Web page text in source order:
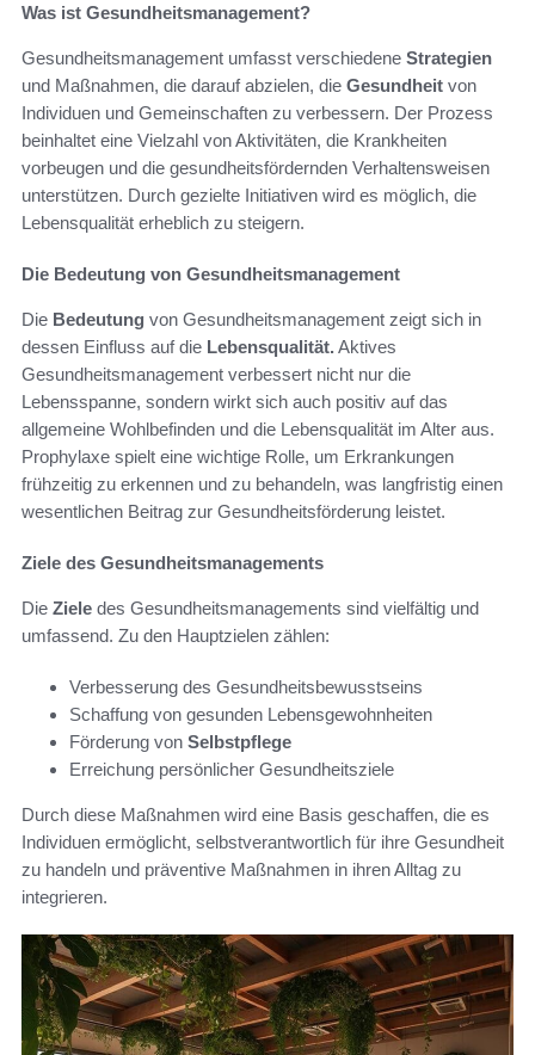
Was ist Gesundheitsmanagement?
Gesundheitsmanagement umfasst verschiedene Strategien
und Maßnahmen, die darauf abzielen, die Gesundheit von
Individuen und Gemeinschaften zu verbessern. Der Prozess
beinhaltet eine Vielzahl von Aktivitäten, die Krankheiten
vorbeugen und die gesundheitsfördernden Verhaltensweisen
unterstützen. Durch gezielte Initiativen wird es möglich, die
Lebensqualität erheblich zu steigern.
Die Bedeutung von Gesundheitsmanagement
Die Bedeutung von Gesundheitsmanagement zeigt sich in
dessen Einfluss auf die Lebensqualität.Aktives
Gesundheitsmanagement verbessert nicht nur die
Lebensspanne, sondern wirkt sich auch positiv auf das
allgemeine Wohlbefinden und die Lebensqualität im Alter aus.
Prophylaxe spielt eine wichtige Rolle, um Erkrankungen
frühzeitig zu erkennen und zu behandeln, was langfristig einen
wesentlichen Beitrag zur Gesundheitsförderung leistet.
Ziele des Gesundheitsmanagements
Die Ziele des Gesundheitsmanagements sind vielfältig und
umfassend. Zu den Hauptzielen zählen:
Verbesserung des Gesundheitsbewusstseins
Schaffung von gesunden Lebensgewohnheiten
Förderung von Selbstpflege
Erreichung persönlicher Gesundheitsziele
Durch diese Maßnahmen wird eine Basis geschaffen, die es
Individuen ermöglicht, selbstverantwortlich für ihre Gesundheit
zu handeln und präventive Maßnahmen in ihren Alltag zu
integrieren.